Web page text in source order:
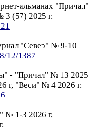
альманах "Причал"
3 (57) 2025 г.
"Север" № 9-10
12/1387
- "Причал" № 13 2025
г, "Веси" № 4 2026 г.
№ 1-3 2026 г,